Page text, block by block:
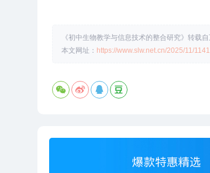
《初中生物教学与信息技术的整合研究》转载
本文网址： https://www.slw.net.cn/2025/11/